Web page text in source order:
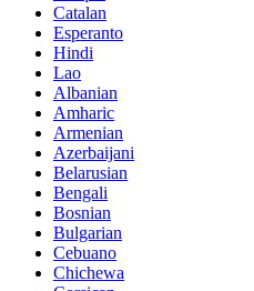
Catalan
Esperanto
Hindi
Lao
Albanian
Amharic
Armenian
Azerbaijani
Belarusian
Bengali
Bosnian
Bulgarian
Cebuano
Chichewa